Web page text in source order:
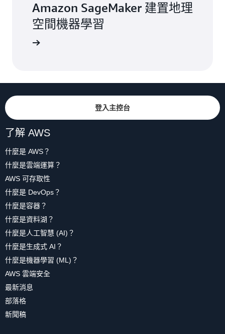
Amazon SageMaker 建置地理
空間機器學習
登入主控台
了解 AWS
什麼是 AWS？
什麼是雲端運算？
AWS 可存取性
什麼是 DevOps？
什麼是容器？
什麼是資料湖？
什麼是人工智慧 (AI)？
什麼是生成式 AI？
什麼是機器學習 (ML)？
AWS 雲端安全
最新消息
部落格
新聞稿